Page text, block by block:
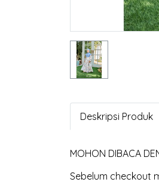
Deskripsi Produk
MOHON DIBACA
Sebelum checkout